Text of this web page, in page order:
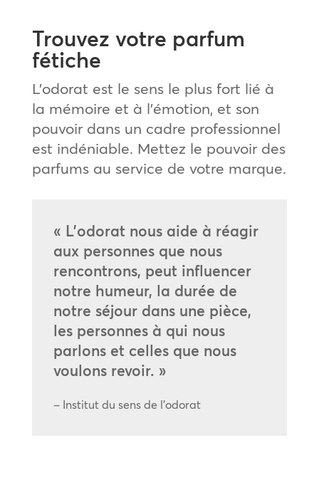
Trouvez votre parfum
fétiche
L’odorat est le sens le plus fort lié à
la mémoire et à l’émotion, et son
pouvoir dans un cadre professionnel
est indéniable. Mettez le pouvoir des
parfums au service de votre marque.
« L’odorat nous aide à réagir
aux personnes que nous
rencontrons, peut influencer
notre humeur, la durée de
notre séjour dans une pièce,
les personnes à qui nous
parlons et celles que nous
voulons revoir. »
– Institut du sens de l’odorat